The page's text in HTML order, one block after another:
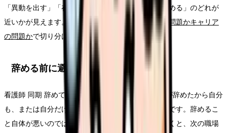
「異動を出す」「在職転職を始める」「退職日を決める」のどれが
近いかが見えます。判断がつかない場合は、
職場の問題かキャリア
の問題かで切り分けてください。
辞める前に避けたい失敗
看護師 同期 辞めていくで一番避けたいのは、同期が辞めたから自分
も、または自分だけ残るべき、と極端に決めることです。辞めるこ
と自体が悪いのではありません。準備不足のまま動くと、次の職場